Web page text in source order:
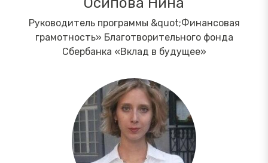
Руководитель программы &quot;Финансовая
грамотность» Благотворительного фонда
Сбербанка «Вклад в будущее»